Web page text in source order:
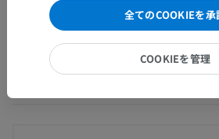
動物の比較解剖学全てのCOOKIEを承
COOKIEを管理